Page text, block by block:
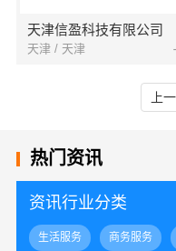
天津信盈科技有限公司
天津 / 天津
上
热门资讯
资讯行业分类
生活服务 商务服务